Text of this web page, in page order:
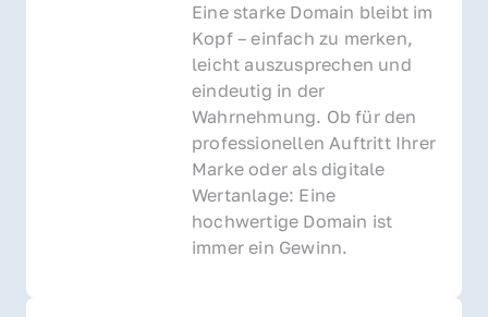
Eine starke Domain bleibt im
Kopf – einfach zu merken,
leicht auszusprechen und
eindeutig in der
Wahrnehmung. Ob für den
professionellen Auftritt Ihrer
Marke oder als digitale
Wertanlage: Eine
hochwertige Domain ist
immer ein Gewinn.